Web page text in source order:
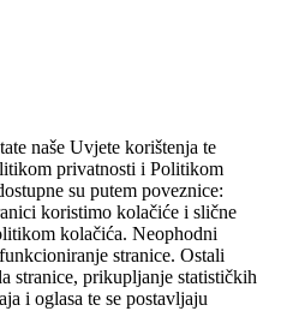
naše Uvjete korištenja te
privatnosti i Politikom
su putem poveznice:
koristimo kolačiće i slične
kolačića. Neophodni
stranice. Ostali
stranice, prikupljanje statističkih
i oglasa te se postavljaju